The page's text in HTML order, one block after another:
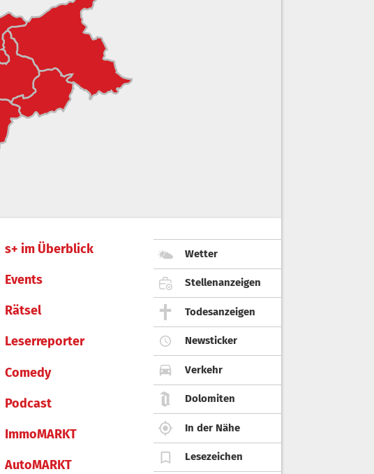
s+ im Überblick
Events
Rätsel
Leserreporter
Comedy
Podcast
ImmoMARKT
AutoMARKT
Wetter
Stellenanzeigen
Todesanzeigen
Newsticker
Verkehr
Dolomiten
In der Nähe
Lesezeichen